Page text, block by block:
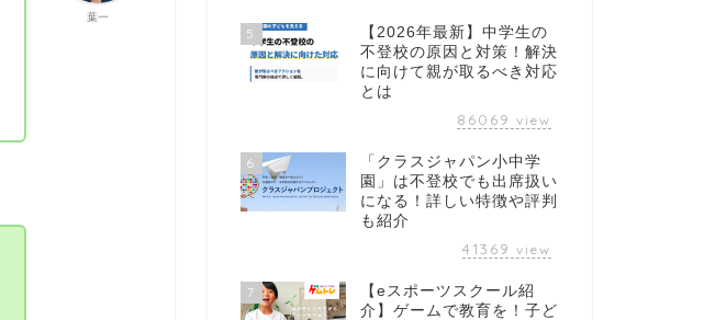
葉一
5
【2026年最新】中学生の
不登校の原因と対策！解決
に向けて親が取るべき対応
とは
86069 view
6
「クラスジャパン小中学
園」は不登校でも出席扱い
になる！詳しい特徴や評判
も紹介
41369 view
7
【eスポーツスクール紹
介】ゲームで教育を！子ど